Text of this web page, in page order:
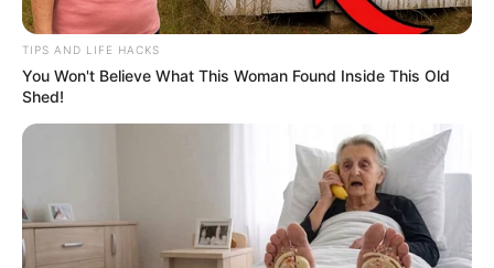
TIPS AND LIFE HACKS
You Won't Believe What This Woman Found Inside This Old
Shed!